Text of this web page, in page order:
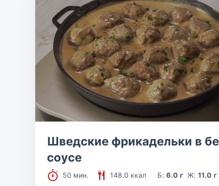
Шведские фрикадельки в
соусе
50 мин. 148.0 ккал Б:6.0 г Ж:11.0 г